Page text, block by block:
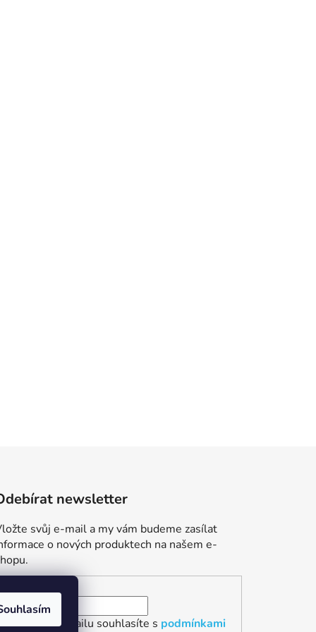
newsletter
svůj e-mail a my vám budeme zasílat
o nových produktech na našem e-
Vložením e-mailu souhlasíte s podmínkami